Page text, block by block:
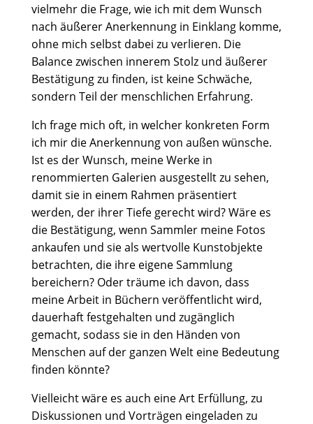
vielmehr die Frage, wie ich mit dem Wunsch
nach äußerer Anerkennung in Einklang komme,
ohne mich selbst dabei zu verlieren. Die
Balance zwischen innerem Stolz und äußerer
Bestätigung zu finden, ist keine Schwäche,
sondern Teil der menschlichen Erfahrung.
Ich frage mich oft, in welcher konkreten Form
ich mir die Anerkennung von außen wünsche.
Ist es der Wunsch, meine Werke in
renommierten Galerien ausgestellt zu sehen,
damit sie in einem Rahmen präsentiert
werden, der ihrer Tiefe gerecht wird? Wäre es
die Bestätigung, wenn Sammler meine Fotos
ankaufen und sie als wertvolle Kunstobjekte
betrachten, die ihre eigene Sammlung
bereichern? Oder träume ich davon, dass
meine Arbeit in Büchern veröffentlicht wird,
dauerhaft festgehalten und zugänglich
gemacht, sodass sie in den Händen von
Menschen auf der ganzen Welt eine Bedeutung
finden könnte?
Vielleicht wäre es auch eine Art Erfüllung, zu
Diskussionen und Vorträgen eingeladen zu